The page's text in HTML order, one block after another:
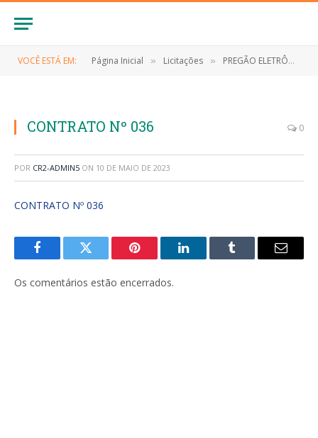
VOCÊ ESTÁ EM: Página Inicial » Licitações » PREGÃO ELETRÔNICO Nº 039/2022 (REGISTRO DE PREÇOS CONTRATAÇÃO DE EMPRESA PARA AQUISIÇÃO DE GÊNEROS ALIMENTÍCIOS)
CONTRATO Nº 036 0
POR CR2-ADMIN5 ON 10 DE MAIO DE 2023
CONTRATO Nº 036
FacebookTwitter Pinterest LinkedInTumblr
E-
Os comentários estão encerrados.